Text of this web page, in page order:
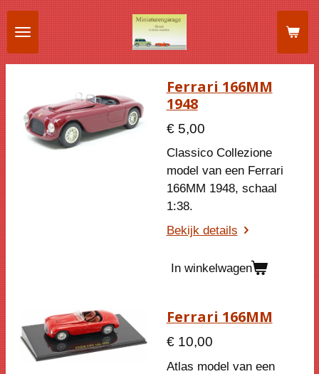
Ga
direct
naar
de
Ferrari 166MM
1948
€ 5,00
Classico Collezione
model van een Ferrari
166MM 1948, schaal
1:38.
Bekijk details
In winkelwagen
Ferrari 166MM
€ 10,00
Atlas model van een